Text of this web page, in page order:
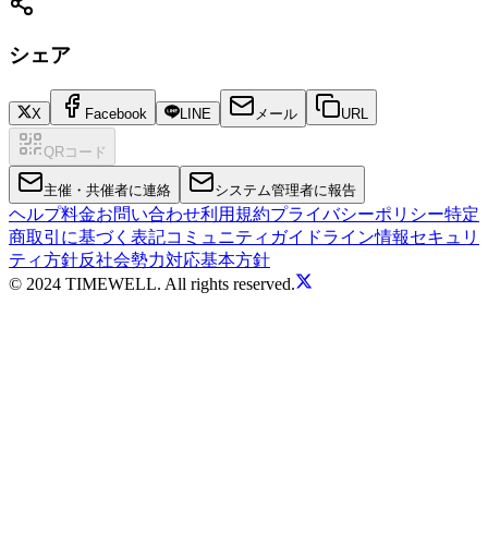
シェア
X Facebook LINE メール URL
QRコード
主催・共催者に連絡 システム管理者に報告
ヘルプ料金お問い合わせ利用規約プライバシーポリシー特定
商取引に基づく表記コミュニティガイドライン情報セキュリ
ティ方針反社会勢力対応基本方針
© 2024 TIMEWELL. All rights reserved.